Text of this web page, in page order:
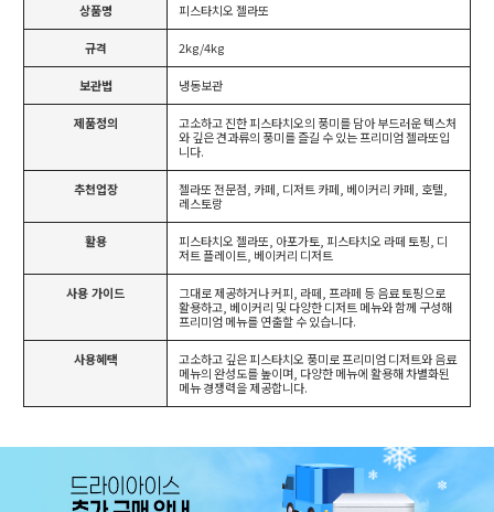
상품명 피스타치오 젤라또
규격 2kg/4kg
보관법 냉동보관
제품정의
고소하고 진한 피스타치오의 풍미를 담아 부드러운 텍스처
와 깊은 견과류의 풍미를 즐길 수 있는 프리미엄 젤라또입
니다.
추천업장
젤라또 전문점, 카페, 디저트 카페, 베이커리 카페, 호텔,
레스토랑
활용
피스타치오 젤라또, 아포가토, 피스타치오 라떼 토핑, 디
저트 플레이트, 베이커리 디저트
사용 가이드
그대로 제공하거나 커피, 라떼, 프라페 등 음료 토핑으로
활용하고, 베이커리 및 다양한 디저트 메뉴와 함께 구성해
프리미엄 메뉴를 연출할 수 있습니다.
사용혜택
고소하고 깊은 피스타치오 풍미로 프리미엄 디저트와 음료
메뉴의 완성도를 높이며, 다양한 메뉴에 활용해 차별화된
메뉴 경쟁력을 제공합니다.